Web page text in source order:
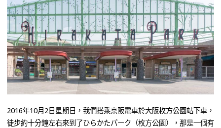
2016年10月2日星期日，我們搭乘京阪電車於大阪枚方公園站下車，
徒步約十分鐘左右來到了ひらかたパーク（枚方公園），那是一個有